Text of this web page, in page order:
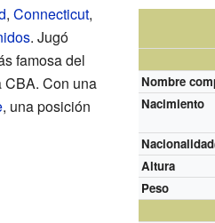
Nombre
Nacimiento
Altura
Peso
, Connecticut,
. Jugó
famosa del
CBA. Con una
, una posición